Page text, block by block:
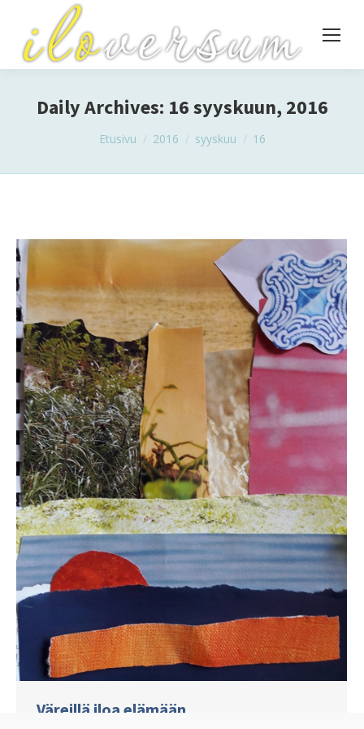
Daily Archives: 16 syyskuun, 2016
You are here:
Etusivu 2016 syyskuu 16
Väreillä iloa elämään